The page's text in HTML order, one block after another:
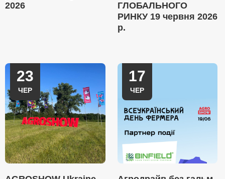
2026
ГЛОБАЛЬНОГО
РИНКУ 19 червня 2026
р.
23
ЧЕР
17
ЧЕР